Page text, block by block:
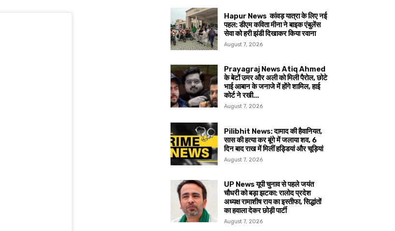
Hapur News कांवड़ यात्रा के लिए नई
पहल: डीएम कविता मीना ने बाइक एंबुलेंस
सेवा को हरी झंडी दिखाकर किया रवाना
August 7, 2026
Prayagraj News Atiq Ahmed
के बेटों उमर और अली को मिली पैरोल, छोटे
भाई आबान के जनाजे में होंगे शामिल, हाई
कोर्ट ने रखी...
August 7, 2026
Pilibhit News: दामाद की हैवानियत,
सास की हत्या कर बूंगे में जलाया शव, 6
दिन बाद राख में मिलीं हड्डियां और चूड़ियां
August 7, 2026
UP News यूपी चुनाव से पहले जयंत
चौधरी को बड़ा झटका: रालोद प्रदेश
अध्यक्ष रामाशीष राय का इस्तीफा, सिद्धांतों
का हवाला देकर छोड़ी पार्टी
August 7, 2026